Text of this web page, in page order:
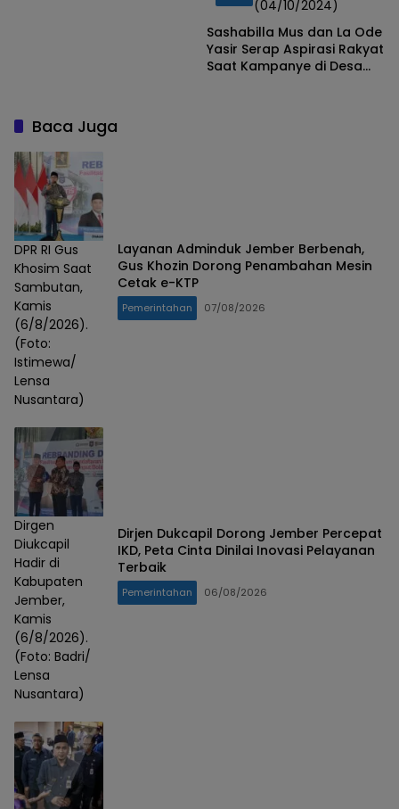
(04/10/2024)
Sashabilla Mus dan La Ode
Yasir Serap Aspirasi Rakyat
Saat Kampanye di Desa
Baca Juga
DPR RI Gus
Khosim Saat
Sambutan,
Kamis
(6/8/2026).
(Foto:
Istimewa/
Lensa
Nusantara)
Layanan Adminduk Jember Berbenah,
Gus Khozin Dorong Penambahan Mesin
Cetak e-KTP
Pemerintahan 07/08/2026
Dirgen
Diukcapil
Hadir di
Kabupaten
Jember,
Kamis
(6/8/2026).
(Foto: Badri/
Lensa
Nusantara)
Dirjen Dukcapil Dorong Jember Percepat
IKD, Peta Cinta Dinilai Inovasi Pelayanan
Terbaik
Pemerintahan 06/08/2026